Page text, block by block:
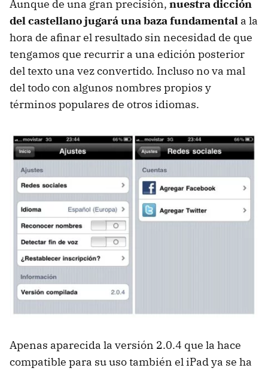
Aunque de una gran precisión, nuestra dicción
del castellano jugará una baza fundamental a la
hora de afinar el resultado sin necesidad de que
tengamos que recurrir a una edición posterior
del texto una vez convertido. Incluso no va mal
del todo con algunos nombres propios y
términos populares de otros idiomas.
Apenas aparecida la versión 2.0.4 que la hace
compatible para su uso también el iPad ya se ha